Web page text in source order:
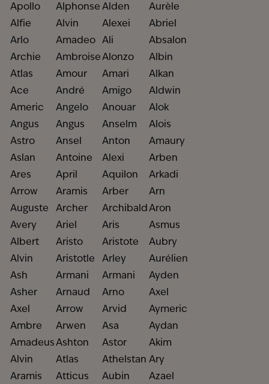
Apollo
Alfie
Arlo
Archie
Atlas
Ace
Americ
Angus
Astro
Aslan
Ares
Arrow
Auguste
Avery
Albert
Alvin
Ash
Asher
Axel
Ambre
Amadeus
Alvin
Aramis
Alphonse
Alvin
Amadeo
Ambroise
Amour
André
Angelo
Angus
Ansel
Antoine
April
Aramis
Archer
Ariel
Aristo
Aristotle
Armani
Arnaud
Arrow
Arwen
Ashton
Atlas
Atticus
Alden
Alexei
Ali
Alonzo
Amari
Amigo
Anouar
Anselm
Anton
Alexi
Aquilon
Arber
Archibald
Aris
Aristote
Arley
Armani
Arno
Arvid
Asa
Astor
Athelstan
Aubin
Aurèle
Abriel
Absalon
Albin
Alkan
Aldwin
Alok
Alois
Amaury
Arben
Arkadi
Arn
Aron
Asmus
Aubry
Aurélien
Ayden
Axel
Aymeric
Aydan
Akim
Ary
Azael